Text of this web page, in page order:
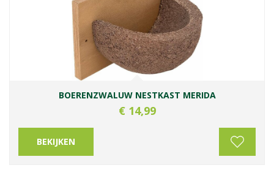
BOERENZWALUW NESTKAST MERIDA
€ 14,99
BEKIJKEN